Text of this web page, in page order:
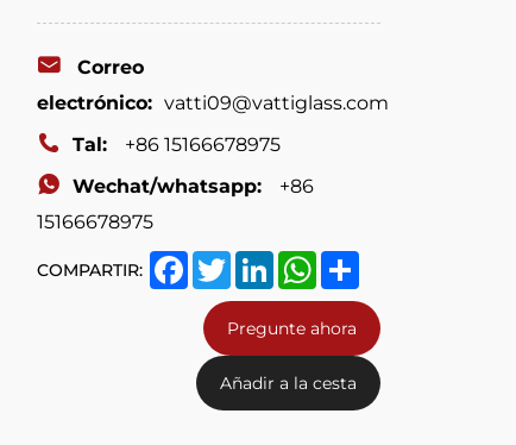
Correo
electrónico: vatti09@vattiglass.com
Tal:
+86 15166678975
Wechat/whatsapp:
+86
15166678975
COMPARTIR: Facebook
TwitterLinkedInWhatsApp
Share
Pregunte ahora
Añadir a la cesta